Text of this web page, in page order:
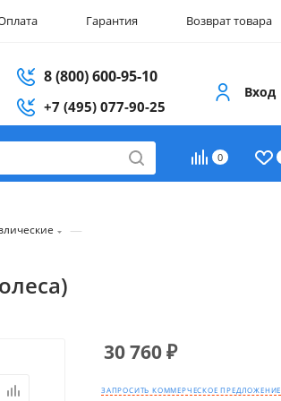
Гарантия Возврат товара
8 (800) 600-95-10
+7 (495) 077-90-25
Вход
0
—
30 760₽
ЗАПРОСИТЬ КОММЕРЧЕСКОЕ ПРЕДЛОЖЕНИЕ